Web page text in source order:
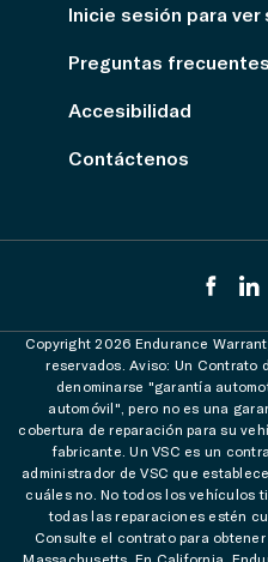
Inicie sesión para
Preguntas frecuentes
Accesibilidad
Contáctenos
Copyright 2026 Endurance
reservados. Aviso: Un Contrato
denominarse "garantía
automóvil", pero no es una
cobertura de reparación para su
fabricante. Un VSC es un
administrador de VSC que
cuáles no. No todos los vehículos
todas las reparaciones estén
Consulte el contrato para